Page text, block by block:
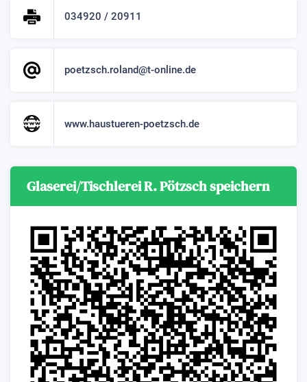
034920 / 20911
poetzsch.roland@t-online.de
www.haustueren-poetzsch.de
Glaserei/Tischlerei R. Pötzsch speichern